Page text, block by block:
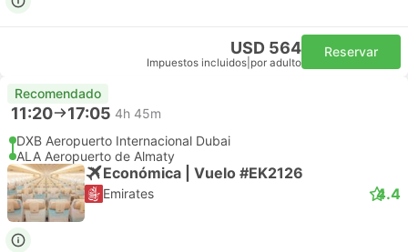
USD 564
Impuestos incluidos por adulto
Reservar
Recomendado
11:20 17:05 4h 45m
DXB Aeropuerto Internacional Dubai
ALA Aeropuerto de Almaty
Económica | Vuelo #EK2126
Emirates 4.4